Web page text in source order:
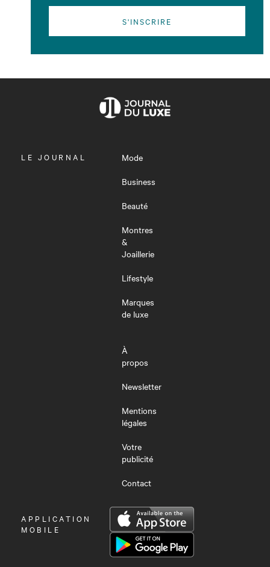
S'INSCRIRE
OUVRIR
LE JOURNAL
Mode
Business
Beauté
Montres
&
Joaillerie
Lifestyle
Marques
de luxe
À
propos
Newsletter
Mentions
légales
Votre
publicité
Contact
OUVRIR
LE
APPLICATION
MOBILE